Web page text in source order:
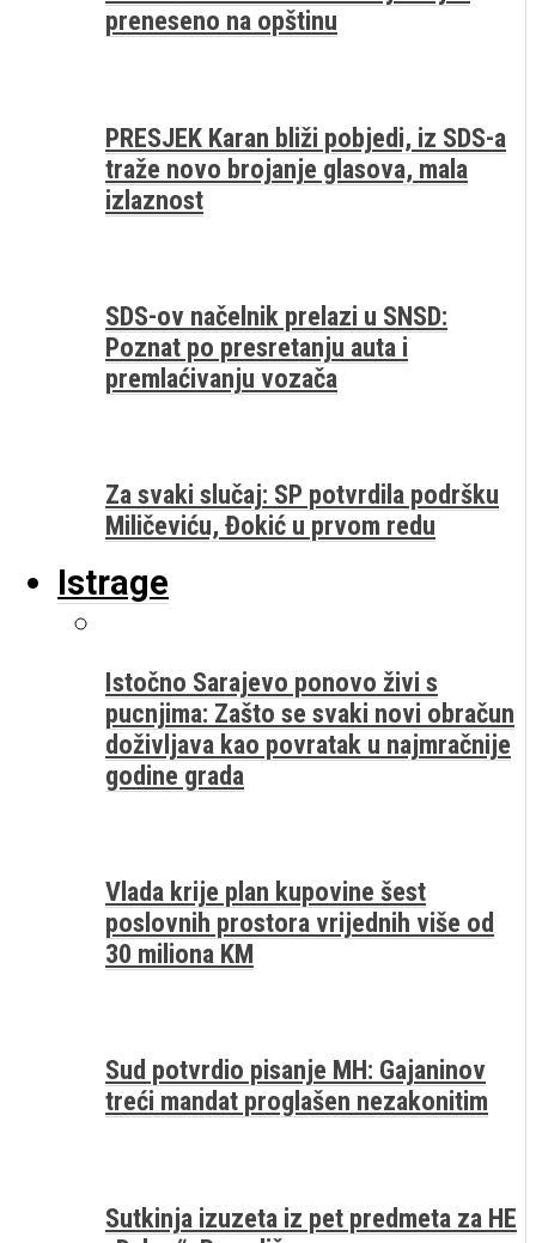
preneseno na opštinu
PRESJEK Karan bliži pobjedi, iz SDS-a
traže novo brojanje glasova, mala
izlaznost
SDS-ov načelnik prelazi u SNSD:
Poznat po presretanju auta i
premlaćivanju vozača
Za svaki slučaj: SP potvrdila podršku
Miličeviću, Đokić u prvom redu
Istrage
Istočno Sarajevo ponovo živi s
pucnjima: Zašto se svaki novi obračun
doživljava kao povratak u najmračnije
godine grada
Vlada krije plan kupovine šest
poslovnih prostora vrijednih više od
30 miliona KM
Sud potvrdio pisanje MH: Gajaninov
treći mandat proglašen nezakonitim
Sutkinja izuzeta iz pet predmeta za HE